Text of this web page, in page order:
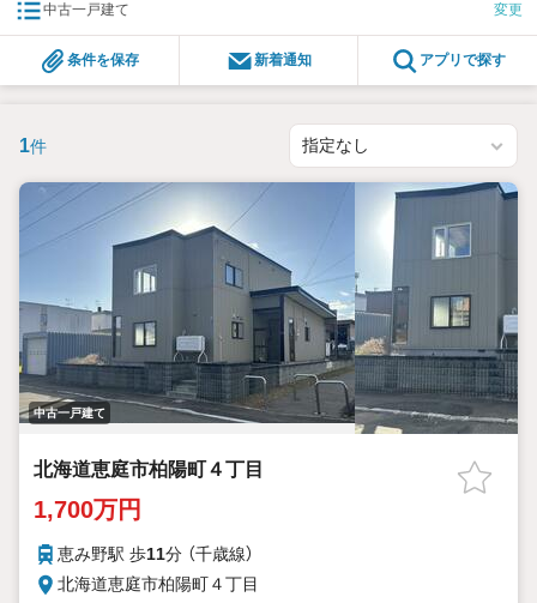
中古一戸建て 変更
条件を保存 新着通知 アプリで探す
1件
中古一戸建て
北海道恵庭市柏陽町４丁目
1,700万円
恵み野駅 歩11分 （千歳線）
北海道恵庭市柏陽町４丁目